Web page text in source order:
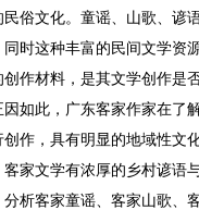
俗文化。童谣、山歌、谚
时这种丰富的民间文学资
作材料，是其文学创作是
因如此，广东客家作家在了
作，具有明显的地域性文
家文学有浓厚的乡村谚语
析客家童谣、客家山歌、